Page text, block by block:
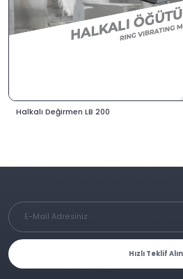
Halkalı Değirmen LB 200
Hızlı Teklif Alın